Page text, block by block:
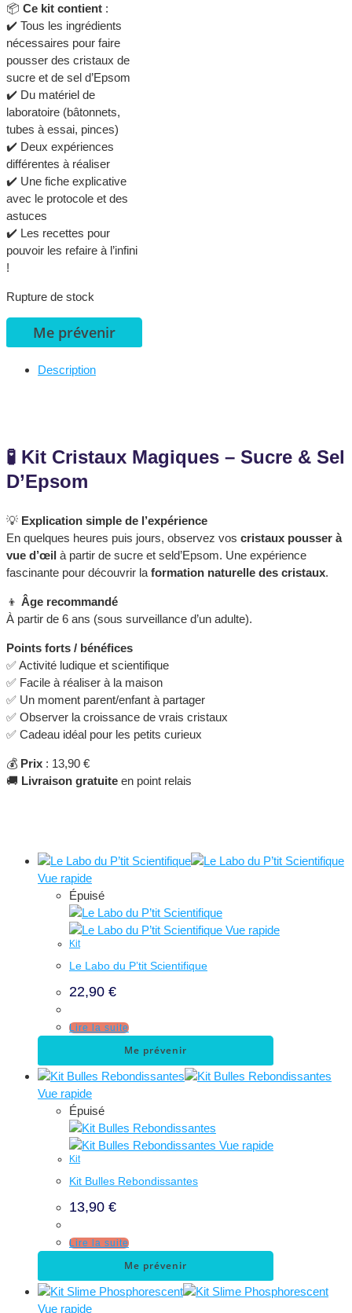
📦 Ce kit contient :
✔️ Tous les ingrédients
nécessaires pour faire
pousser des cristaux de
sucre et de sel d’Epsom
✔️ Du matériel de
laboratoire (bâtonnets,
tubes à essai, pinces)
✔️ Deux expériences
différentes à réaliser
✔️ Une fiche explicative
avec le protocole et des
astuces
✔️ Les recettes pour
pouvoir les refaire à l’infini
!
Rupture de stock
Me prévenir
Description
🧪 Kit Cristaux Magiques – Sucre & Sel
D’Epsom
💡 Explication simple de l’expérience
En quelques heures puis jours, observez vos cristaux pousser à
vue d’œil à partir de sucre et seld’Epsom. Une expérience
fascinante pour découvrir la formation naturelle des cristaux.
👦 Âge recommandé
À partir de 6 ans (sous surveillance d’un adulte).
Points forts / bénéfices
✅ Activité ludique et scientifique
✅ Facile à réaliser à la maison
✅ Un moment parent/enfant à partager
✅ Observer la croissance de vrais cristaux
✅ Cadeau idéal pour les petits curieux
💰 Prix : 13,90 €
🚚 Livraison gratuite en point relais
Vue rapide
Épuisé
Vue rapide
Kit
Le Labo du P’tit Scientifique
22,90 €
Lire la suite
Me prévenir
Vue rapide
Épuisé
Vue rapide
Kit
Kit Bulles Rebondissantes
13,90 €
Lire la suite
Me prévenir
Vue rapide